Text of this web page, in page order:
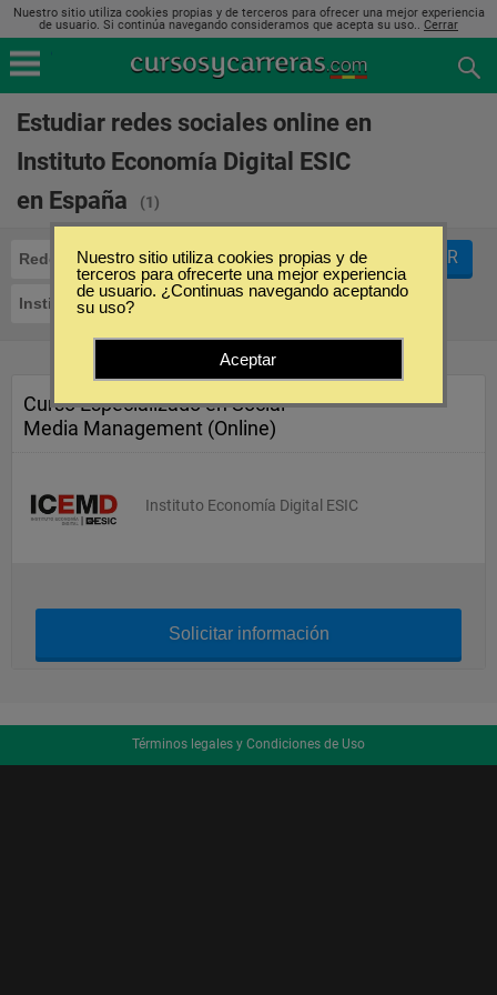
Nuestro sitio utiliza cookies propias y de terceros para ofrecer una mejor experiencia
de usuario. Si continúa navegando consideramos que acepta su uso.. Cerrar
Estudiar redes sociales online en
Instituto Economía Digital ESIC
en España
(1)
Redes sociales Online
Instituto Economía Digital ESIC
FILTRAR
Curso Especializado en Social
Media Management (Online)
Instituto Economía Digital ESIC
Solicitar información
Términos legales y Condiciones de Uso
Nuestro sitio utiliza cookies propias y de
terceros para ofrecerte una mejor experiencia
de usuario. ¿Continuas navegando aceptando
su uso?
Aceptar